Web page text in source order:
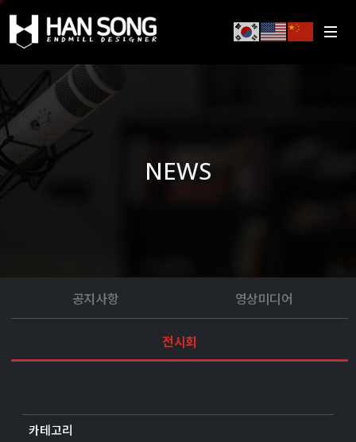
NEWS
공지사항 영상미디어
전시회
카테고리